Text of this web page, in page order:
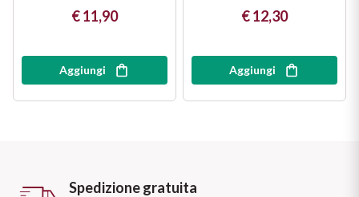
Vini Umbri
Vini Veneti
Vini della Champagne
Vini Bordeaux
€ 11,90
Aggiungi
€ 12,30
Aggiungi
Spedizione gratuita